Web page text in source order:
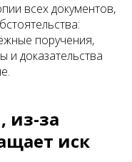
всех документов,
поручения,
и доказательства
из-за
иск